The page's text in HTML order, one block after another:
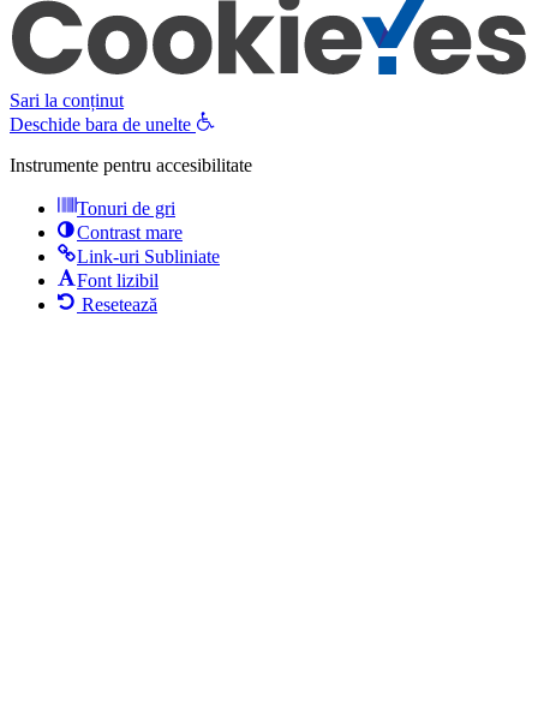
Sari la conținut
Deschide bara de unelte
Instrumente pentru accesibilitate
Tonuri de gri
Contrast mare
Link-uri Subliniate
Font lizibil
Resetează